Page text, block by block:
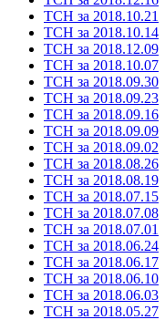
ТСН за 2018.10.21
ТСН за 2018.10.14
ТСН за 2018.12.09
ТСН за 2018.10.07
ТСН за 2018.09.30
ТСН за 2018.09.23
ТСН за 2018.09.16
ТСН за 2018.09.09
ТСН за 2018.09.02
ТСН за 2018.08.26
ТСН за 2018.08.19
ТСН за 2018.07.15
ТСН за 2018.07.08
ТСН за 2018.07.01
ТСН за 2018.06.24
ТСН за 2018.06.17
ТСН за 2018.06.10
ТСН за 2018.06.03
ТСН за 2018.05.27